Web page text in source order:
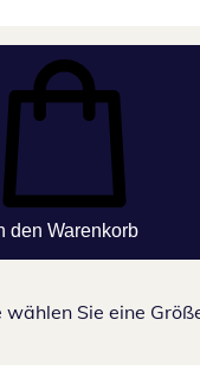
den Warenkorb
wählen Sie eine